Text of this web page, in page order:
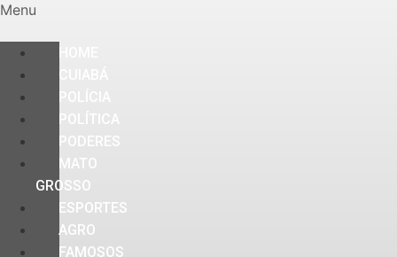
Menu
PODERES
MATO
GROSSO
ESPORTES
AGRO
FAMOSOS